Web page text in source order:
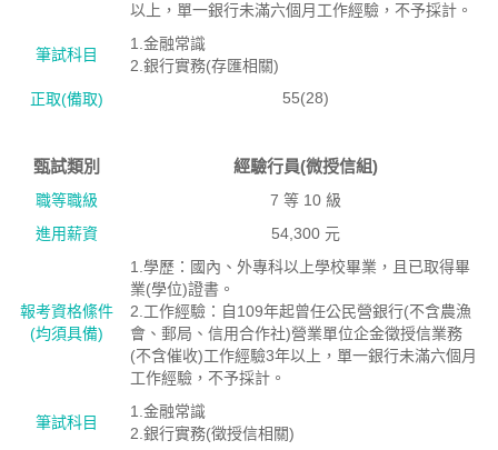
以上，單一銀行未滿六個月工作經驗，不予採計。
筆試科目
1.金融常識
2.銀行實務(存匯相關)
正取(備取)
55(28)
甄試類別 經驗行員(微授信組)
職等職級
7 等 10 級
進用薪資
54,300 元
報考資格絛件
(均須具備)
1.學歷：國內、外專科以上學校畢業，且已取得畢
業(學位)證書。
2.工作經驗：自109年起曾任公民營銀行(不含農漁
會、郵局、信用合作社)營業單位企金徵授信業務
(不含催收)工作經驗3年以上，單一銀行未滿六個月
工作經驗，不予採計。
筆試科目
1.金融常識
2.銀行實務(徵授信相關)